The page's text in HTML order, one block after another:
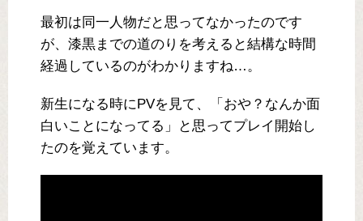
最初は同一人物だと思ってなかったのです
が、漆黒までの道のりを考えると結構な時間
経過しているのがわかりますね…。
新生になる時にPVを見て、「おや？なんか面
白いことになってる」と思ってプレイ開始し
たのを覚えています。